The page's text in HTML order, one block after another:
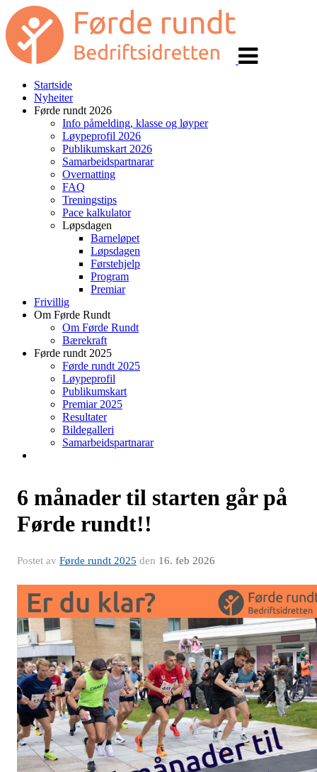
Startside
Nyheiter
Førde rundt 2026
Info påmelding, klasse og løyper
Løypeprofil 2026
Publikumskart 2026
Samarbeidspartnarar
Overnatting
FAQ
Treningstips
Pace kalkulator
Løpsdagen
Barneløpet
Løpsdagen
Førstehjelp
Program
Premiar
Frivillig
Om Førde Rundt
Om Førde Rundt
Bærekraft
Førde rundt 2025
Førde rundt 2025
Løypeprofil
Publikumskart
Premiar 2025
Resultater
Bildegalleri
Samarbeidspartnarar
6 månader til starten går på
Førde rundt!!
Postet av Førde rundt 2025 den 16. feb 2026